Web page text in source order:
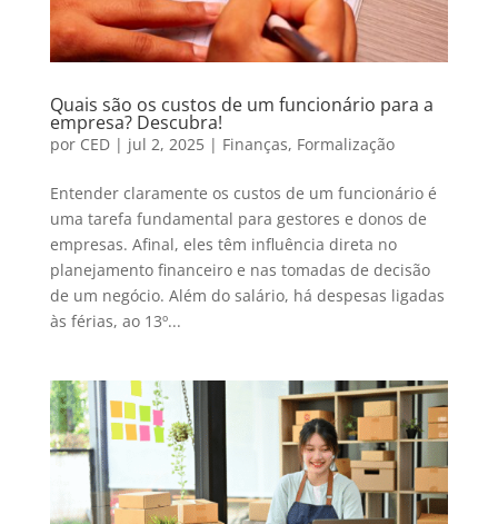
Quais são os custos de um funcionário para a
empresa? Descubra!
por CED| jul 2, 2025| Finanças, Formalização
Entender claramente os custos de um funcionário é
uma tarefa fundamental para gestores e donos de
empresas. Afinal, eles têm influência direta no
planejamento financeiro e nas tomadas de decisão
de um negócio. Além do salário, há despesas ligadas
às férias, ao 13º...